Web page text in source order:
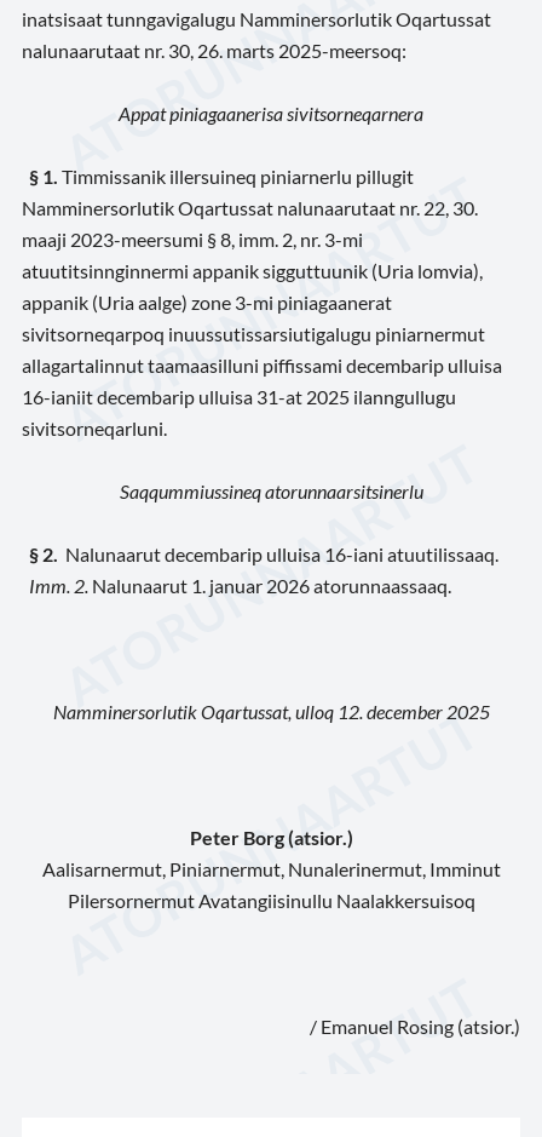
inatsisaat tunngavigalugu Namminersorlutik Oqartussat
nalunaarutaat nr. 30, 26. marts 2025-meersoq:
Appat piniagaanerisa sivitsorneqarnera
§ 1. Timmissanik illersuineq piniarnerlu pillugit
Namminersorlutik Oqartussat nalunaarutaat nr. 22, 30.
maaji 2023-meersumi § 8, imm. 2, nr. 3-mi
atuutitsinnginnermi appanik sigguttuunik (Uria lomvia),
appanik (Uria aalge) zone 3-mi piniagaanerat
sivitsorneqarpoq inuussutissarsiutigalugu piniarnermut
allagartalinnut taamaasilluni piffissami decembarip ulluisa
16-ianiit decembarip ulluisa 31-at 2025 ilanngullugu
sivitsorneqarluni.
Saqqummiussineq atorunnaarsitsinerlu
§ 2. Nalunaarut decembarip ulluisa 16-iani atuutilissaaq.
Imm. 2. Nalunaarut 1. januar 2026 atorunnaassaaq.
Namminersorlutik Oqartussat, ulloq 12. december 2025
Peter Borg (atsior.)
Aalisarnermut, Piniarnermut, Nunalerinermut, Imminut
Pilersornermut Avatangiisinullu Naalakkersuisoq
/ Emanuel Rosing (atsior.)